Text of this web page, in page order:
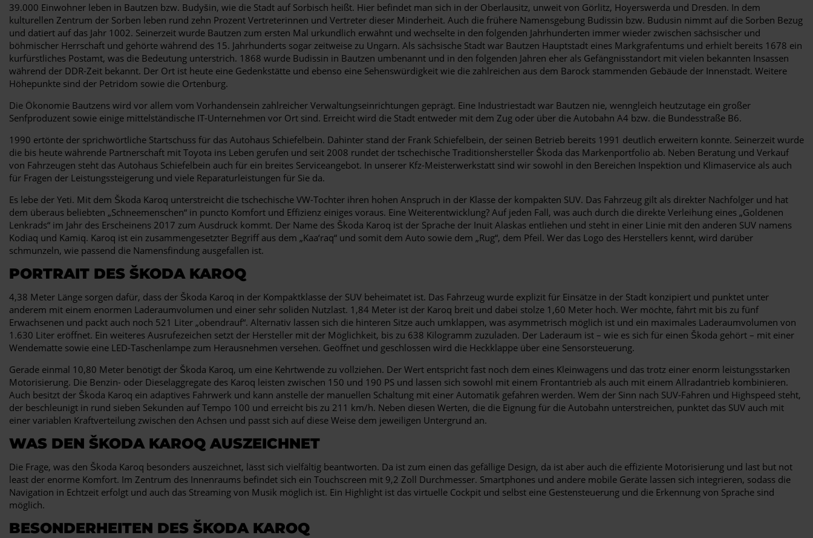
39.000 Einwohner leben in Bautzen bzw. Budyšin, wie die Stadt auf Sorbisch heißt. Hier befindet man sich in der Oberlausitz, unweit von Görlitz, Hoyerswerda und Dresden. In dem
kulturellen Zentrum der Sorben leben rund zehn Prozent Vertreterinnen und Vertreter dieser Minderheit. Auch die frühere Namensgebung Budissin bzw. Budusin nimmt auf die Sorben Bezug
und datiert auf das Jahr 1002. Seinerzeit wurde Bautzen zum ersten Mal urkundlich erwähnt und wechselte in den folgenden Jahrhunderten immer wieder zwischen sächsischer und
böhmischer Herrschaft und gehörte während des 15. Jahrhunderts sogar zeitweise zu Ungarn. Als sächsische Stadt war Bautzen Hauptstadt eines Markgrafentums und erhielt bereits 1678 ein
kurfürstliches Postamt, was die Bedeutung unterstrich. 1868 wurde Budissin in Bautzen umbenannt und in den folgenden Jahren eher als Gefängnisstandort mit vielen bekannten Insassen
während der DDR-Zeit bekannt. Der Ort ist heute eine Gedenkstätte und ebenso eine Sehenswürdigkeit wie die zahlreichen aus dem Barock stammenden Gebäude der Innenstadt. Weitere
Höhepunkte sind der Petridom sowie die Ortenburg.
Die Ökonomie Bautzens wird vor allem vom Vorhandensein zahlreicher Verwaltungseinrichtungen geprägt. Eine Industriestadt war Bautzen nie, wenngleich heutzutage ein großer
Senfproduzent sowie einige mittelständische IT-Unternehmen vor Ort sind. Erreicht wird die Stadt entweder mit dem Zug oder über die Autobahn A4 bzw. die Bundesstraße B6.
1990 ertönte der sprichwörtliche Startschuss für das Autohaus Schiefelbein. Dahinter stand der Frank Schiefelbein, der seinen Betrieb bereits 1991 deutlich erweitern konnte. Seinerzeit wurde
die bis heute währende Partnerschaft mit Toyota ins Leben gerufen und seit 2008 rundet der tschechische Traditionshersteller Škoda das Markenportfolio ab. Neben Beratung und Verkauf
von Fahrzeugen steht das Autohaus Schiefelbein auch für ein breites Serviceangebot. In unserer Kfz-Meisterwerkstatt sind wir sowohl in den Bereichen Inspektion und Klimaservice als auch
für Fragen der Leistungssteigerung und viele Reparaturleistungen für Sie da.
Es lebe der Yeti. Mit dem Škoda Karoq unterstreicht die tschechische VW-Tochter ihren hohen Anspruch in der Klasse der kompakten SUV. Das Fahrzeug gilt als direkter Nachfolger und hat
dem überaus beliebten „Schneemenschen“ in puncto Komfort und Effizienz einiges voraus. Eine Weiterentwicklung? Auf jeden Fall, was auch durch die direkte Verleihung eines „Goldenen
Lenkrads“ im Jahr des Erscheinens 2017 zum Ausdruck kommt. Der Name des Škoda Karoq ist der Sprache der Inuit Alaskas entliehen und steht in einer Linie mit den anderen SUV namens
Kodiaq und Kamiq. Karoq ist ein zusammengesetzter Begriff aus dem „Kaa‘raq“ und somit dem Auto sowie dem „Rug“, dem Pfeil. Wer das Logo des Herstellers kennt, wird darüber
schmunzeln, wie passend die Namensfindung ausgefallen ist.
PORTRAIT DES ŠKODA KAROQ
4,38 Meter Länge sorgen dafür, dass der Škoda Karoq in der Kompaktklasse der SUV beheimatet ist. Das Fahrzeug wurde explizit für Einsätze in der Stadt konzipiert und punktet unter
anderem mit einem enormen Laderaumvolumen und einer sehr soliden Nutzlast. 1,84 Meter ist der Karoq breit und dabei stolze 1,60 Meter hoch. Wer möchte, fährt mit bis zu fünf
Erwachsenen und packt auch noch 521 Liter „obendrauf“. Alternativ lassen sich die hinteren Sitze auch umklappen, was asymmetrisch möglich ist und ein maximales Laderaumvolumen von
1.630 Liter eröffnet. Ein weiteres Ausrufezeichen setzt der Hersteller mit der Möglichkeit, bis zu 638 Kilogramm zuzuladen. Der Laderaum ist – wie es sich für einen Škoda gehört – mit einer
Wendematte sowie eine LED-Taschenlampe zum Herausnehmen versehen. Geöffnet und geschlossen wird die Heckklappe über eine Sensorsteuerung.
Gerade einmal 10,80 Meter benötigt der Škoda Karoq, um eine Kehrtwende zu vollziehen. Der Wert entspricht fast noch dem eines Kleinwagens und das trotz einer enorm leistungsstarken
Motorisierung. Die Benzin- oder Dieselaggregate des Karoq leisten zwischen 150 und 190 PS und lassen sich sowohl mit einem Frontantrieb als auch mit einem Allradantrieb kombinieren.
Auch besitzt der Škoda Karoq ein adaptives Fahrwerk und kann anstelle der manuellen Schaltung mit einer Automatik gefahren werden. Wem der Sinn nach SUV-Fahren und Highspeed steht,
der beschleunigt in rund sieben Sekunden auf Tempo 100 und erreicht bis zu 211 km/h. Neben diesen Werten, die die Eignung für die Autobahn unterstreichen, punktet das SUV auch mit
einer variablen Kraftverteilung zwischen den Achsen und passt sich auf diese Weise dem jeweiligen Untergrund an.
WAS DEN ŠKODA KAROQ AUSZEICHNET
Die Frage, was den Škoda Karoq besonders auszeichnet, lässt sich vielfältig beantworten. Da ist zum einen das gefällige Design, da ist aber auch die effiziente Motorisierung und last but not
least der enorme Komfort. Im Zentrum des Innenraums befindet sich ein Touchscreen mit 9,2 Zoll Durchmesser. Smartphones und andere mobile Geräte lassen sich integrieren, sodass die
Navigation in Echtzeit erfolgt und auch das Streaming von Musik möglich ist. Ein Highlight ist das virtuelle Cockpit und selbst eine Gestensteuerung und die Erkennung von Sprache sind
möglich.
BESONDERHEITEN DES ŠKODA KAROQ